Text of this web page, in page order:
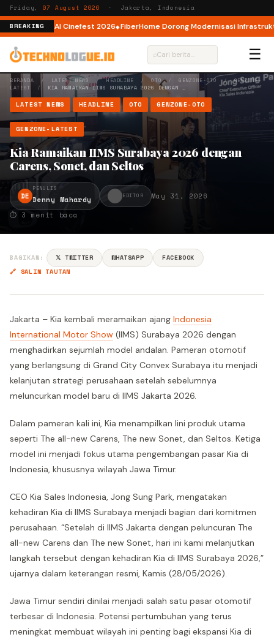
Friday, 07 August 2026 · Jakarta, Indonesia
BREAKING
AI lewat AI Cinefest 2026 FiberHome Dorong Modernisasi Infrastruktur
⌕ ☰
BERANDA / LATEST NEWS /HEADLINE /OTO/GENZONE-OTO /GENZONE-
LATEST / KIA RAMAIKAN IIMS SURABAYA 2026 DENGAN …
LATEST NEWS HEADLINE OTO GENZONE-OTO
GENZONE-LATEST
Kia Ramaikan IIMS Surabaya 2026 dengan
Carens, Sonet, dan Seltos
DE
PENULIS
Denny Mahardy EDITOR
May 31, 2026
⏱ 3 menit baca
BAGIKAN: 𝕏 TWITTER WHATSAPP
FACEBOOK
🔗 SALIN TAUTAN
Jakarta – Kia kembali meramaikan ajang Indonesia
International Motor Show (IIMS) Surabaya 2026 dengan
menghadirkan sejumlah model andalan. Pameran otomotif
yang berlangsung di Grand City Convex Surabaya itu menjadi
kelanjutan strategi perusahaan setelah sebelumnya
meluncurkan model baru di IIMS Jakarta 2026.
Dalam pameran kali ini, Kia menampilkan lini produk utama
seperti The all-new Carens, The new Sonet, dan Seltos. Ketiga
model ini menjadi fokus utama pengembangan pasar Kia di
Indonesia, khususnya wilayah Jawa Timur.
CEO Kia Sales Indonesia, Jong Sung Park, mengatakan
kehadiran Kia di IIMS Surabaya menjadi bagian dari komitmen
perusahaan. “Setelah di IIMS Jakarta dengan peluncuran The
all-new Carens dan The new Sonet, hari ini kami melanjutkan
langkah tersebut dengan kehadiran Kia di IIMS Surabaya 2026,”
ujarnya dalam keterangan resmi, Kamis (28/05/2026).
Jawa Timur sendiri dinilai menjadi salah satu pasar otomotif
terbesar di Indonesia. Potensi pertumbuhan yang terus
meningkat membuat wilayah ini penting bagi ekspansi Kia di